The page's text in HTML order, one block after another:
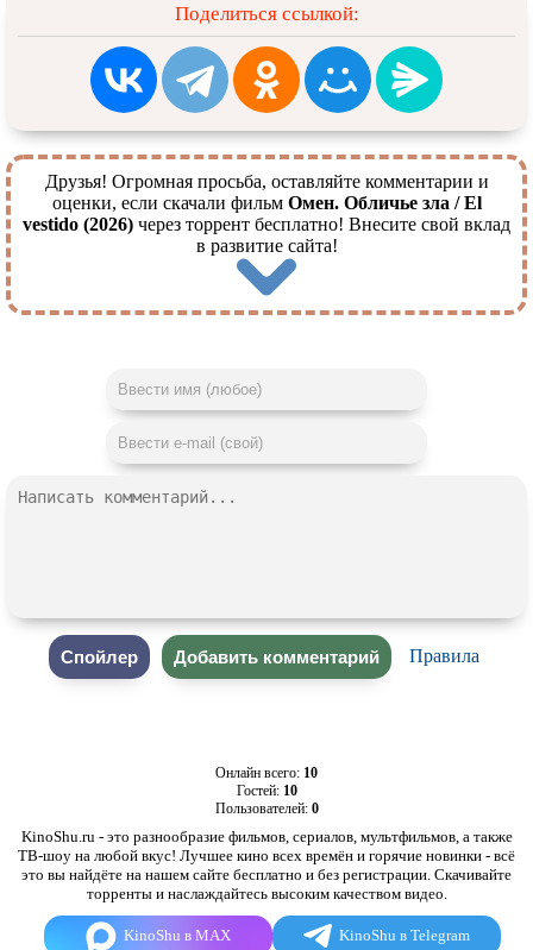
Поделиться ссылкой:
Друзья! Огромная просьба, оставляйте комментарии и
оценки, если скачали фильм Омен. Обличье зла / El
vestido (2026) через торрент бесплатно! Внесите свой вклад
в развитие сайта!
Правила
Онлайн всего: 10
Гостей: 10
Пользователей: 0
KinoShu.ru - это разнообразие фильмов, сериалов, мультфильмов, а также
ТВ-шоу на любой вкус! Лучшее кино всех времён и горячие новинки - всё
это вы найдёте на нашем сайте бесплатно и без регистрации. Скачивайте
торренты и наслаждайтесь высоким качеством видео.
KinoShu в MAX KinoShu в Telegram